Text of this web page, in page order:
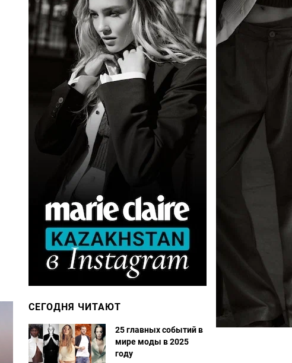
СЕГОДНЯ ЧИТАЮТ
25 главных событий в
мире моды в 2025
году